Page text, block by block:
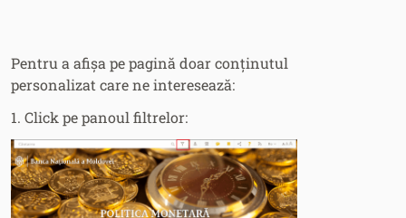
Pentru a afișa pe pagină doar conținutul
personalizat care ne interesează:
1. Click pe panoul filtrelor: